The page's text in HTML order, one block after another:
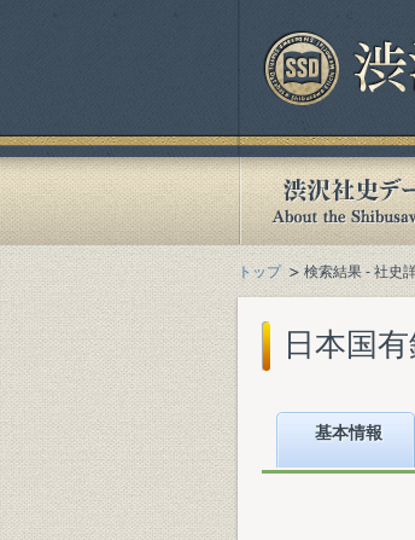
トップ 検索結果 - 社史
日本国
基本情報